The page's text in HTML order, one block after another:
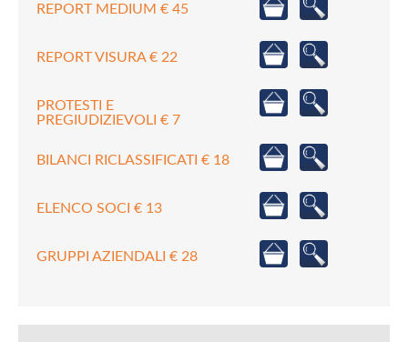
REPORT MEDIUM € 45
REPORT VISURA € 22
PROTESTI E
PREGIUDIZIEVOLI € 7
BILANCI RICLASSIFICATI € 18
ELENCO SOCI € 13
GRUPPI AZIENDALI € 28